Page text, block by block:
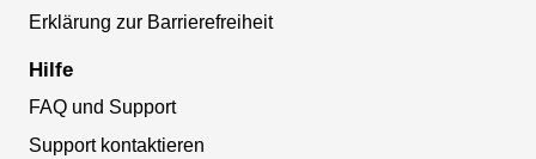
Erklärung zur Barrierefreiheit
Hilfe
FAQ und Support
Support kontaktieren